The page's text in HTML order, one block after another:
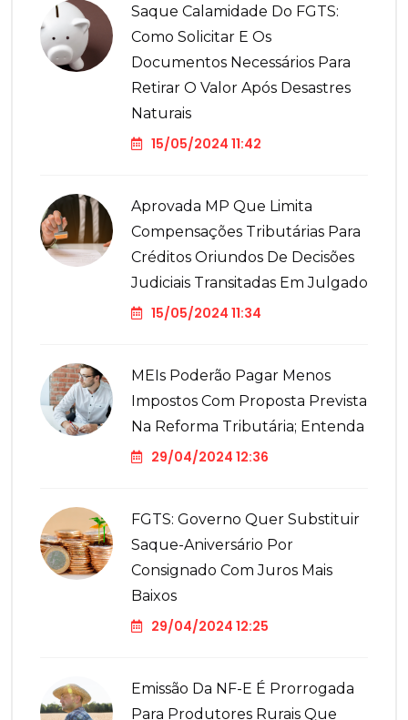
Saque Calamidade Do FGTS:
Como Solicitar E Os
Documentos Necessários Para
Retirar O Valor Após Desastres
Naturais
15/05/2024 11:42
Aprovada MP Que Limita
Compensações Tributárias Para
Créditos Oriundos De Decisões
Judiciais Transitadas Em Julgado
15/05/2024 11:34
MEIs Poderão Pagar Menos
Impostos Com Proposta Prevista
Na Reforma Tributária; Entenda
29/04/2024 12:36
FGTS: Governo Quer Substituir
Saque-Aniversário Por
Consignado Com Juros Mais
Baixos
29/04/2024 12:25
Emissão Da NF-E É Prorrogada
Para Produtores Rurais Que